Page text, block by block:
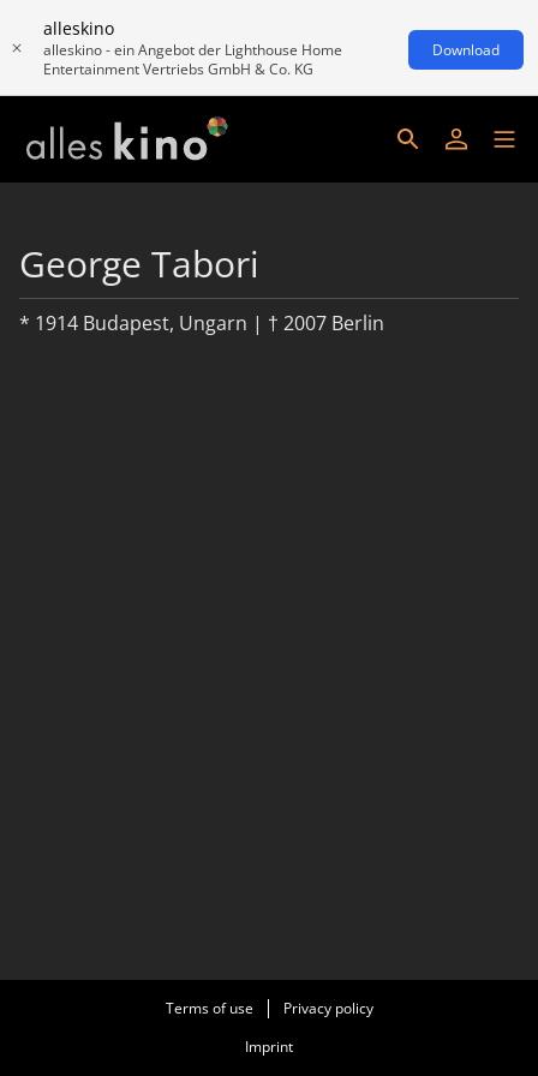
alleskino
alleskino - ein Angebot der Lighthouse Home
Entertainment Vertriebs GmbH & Co. KG
Download
George Tabori
* 1914 Budapest, Ungarn | † 2007 Berlin
Terms of use
Privacy policy
Imprint